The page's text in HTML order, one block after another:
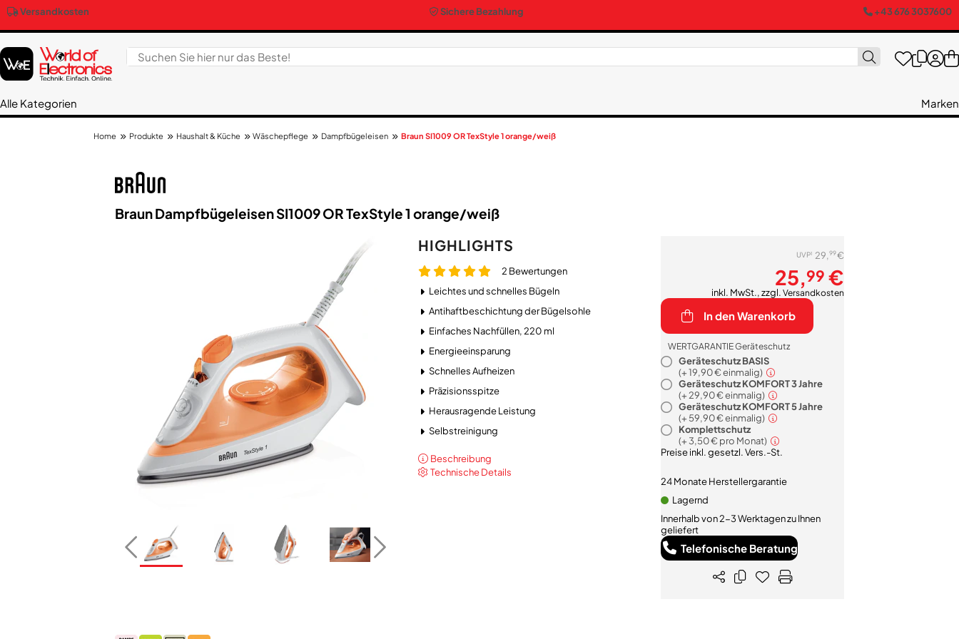
Versandkosten Sichere Bezahlung +43 676 3037600
Alle Kategorien Marken
Home Produkte Haushalt & Küche Wäschepflege Dampfbügeleisen Braun SI1009 OR TexStyle 1 orange/weiß
Braun Dampfbügeleisen SI1009 OR Tex​Style 1 orange/​weiß
HIGHLIGHTS
2 Bewertungen
Leichtes und schnelles Bügeln
Antihaftbeschichtung der Bügelsohle
Einfaches Nachfüllen, 220 ml
Energieeinsparung
Schnelles Aufheizen
Präzisionsspitze
Herausragende Leistung
Selbstreinigung
Beschreibung
Technische Details
UVP1 29,99€
25,99 €
inkl. MwSt., zzgl. Versandkosten
In den Warenkorb
WERTGARANTIE Geräteschutz
Geräteschutz BASIS
(+19,90 €einmalig)
Geräteschutz KOMFORT 3 Jahre
(+29,90 €einmalig)
Geräteschutz KOMFORT 5 Jahre
(+59,90 €einmalig)
Komplettschutz
(+3,50 €pro Monat)
Preise inkl. gesetzl. Vers.-St.
24 Monate Herstellergarantie
Lagernd
Innerhalb von 2-3 Werktagen zu Ihnen
geliefert
Telefonische Beratung